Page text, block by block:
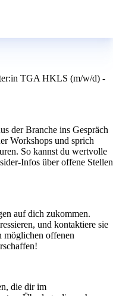
TGA HKLS (m/w/d) -
der Branche ins Gespräch
Workshops und sprich
So kannst du wertvolle
Infos über offene Stellen
auf dich zukommen.
und kontaktiere sie
möglichen offenen
die dir im